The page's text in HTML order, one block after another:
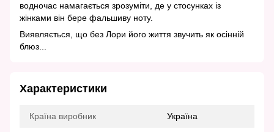
водночас намагається зрозуміти, де у стосунках із
жінками він бере фальшиву ноту.
Виявляється, що без Лори його життя звучить як осінній
блюз...
Характеристики
Країна виробник Україна